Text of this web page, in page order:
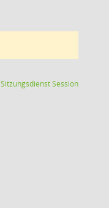
SitzungsdienstSession(Wird in